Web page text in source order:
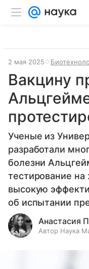
2 мая 2025
Вакцину
Ученые из
разработали
болезни
тестирование на
высокую
об испытании
Анастасия
Автор Наука